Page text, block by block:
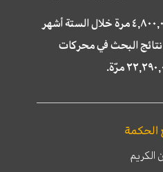
تمّت زيارة موقع سراج ٤,٨٠٠,٠٠٠ مرة خلال الستة أشهر
نتائج البحث في محركات
الحكمة
الكريم